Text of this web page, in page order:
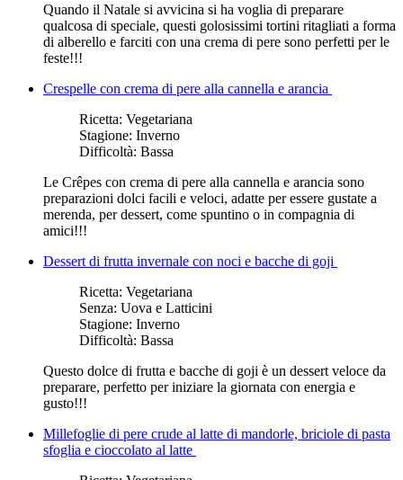
Quando il Natale si avvicina si ha voglia di preparare
qualcosa di speciale, questi golosissimi tortini ritagliati a forma
di alberello e farciti con una crema di pere sono perfetti per le
feste!!!
Crespelle con crema di pere alla cannella e arancia
Ricetta: Vegetariana
Stagione: Inverno
Difficoltà: Bassa
Le Crêpes con crema di pere alla cannella e arancia sono
preparazioni dolci facili e veloci, adatte per essere gustate a
merenda, per dessert, come spuntino o in compagnia di
amici!!!
Dessert di frutta invernale con noci e bacche di goji
Ricetta: Vegetariana
Senza: Uova e Latticini
Stagione: Inverno
Difficoltà: Bassa
Questo dolce di frutta e bacche di goji è un dessert veloce da
preparare, perfetto per iniziare la giornata con energia e
gusto!!!
Millefoglie di pere crude al latte di mandorle, briciole di pasta
sfoglia e cioccolato al latte